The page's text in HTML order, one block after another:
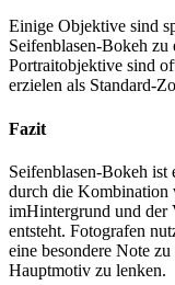
Einige Objektive sind
Seifenblasen-Bokeh
Portraitobjektive sind
erzielen als Standard-
Fazit
Seifenblasen-Bokeh ist
durch die Kombination
imHintergrund und der
entsteht. Fotografen
eine besondere Note
Hauptmotiv zu lenken.